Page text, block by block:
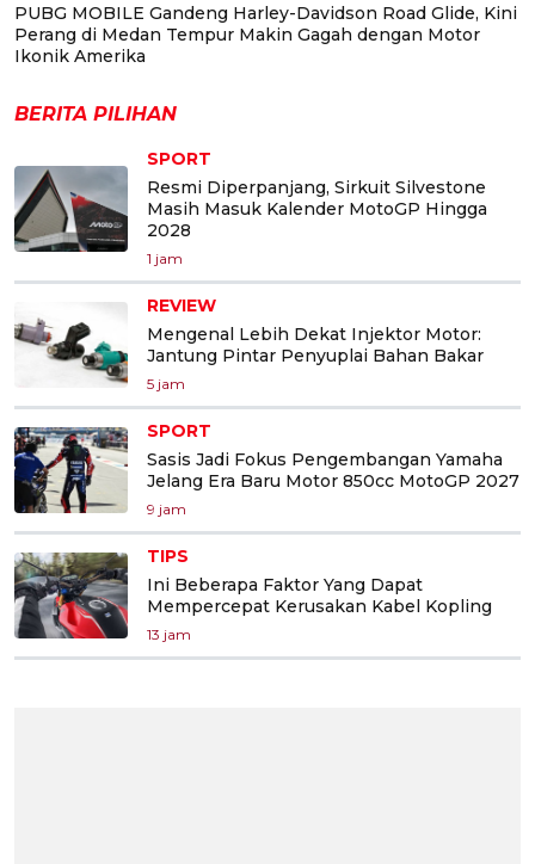
PUBG MOBILE Gandeng Harley-Davidson Road Glide, Kini
Perang di Medan Tempur Makin Gagah dengan Motor
Ikonik Amerika
BERITA PILIHAN
SPORT
Resmi Diperpanjang, Sirkuit Silvestone
Masih Masuk Kalender MotoGP Hingga
2028
1 jam
REVIEW
Mengenal Lebih Dekat Injektor Motor:
Jantung Pintar Penyuplai Bahan Bakar
5 jam
SPORT
Sasis Jadi Fokus Pengembangan Yamaha
Jelang Era Baru Motor 850cc MotoGP 2027
9 jam
TIPS
Ini Beberapa Faktor Yang Dapat
Mempercepat Kerusakan Kabel Kopling
13 jam